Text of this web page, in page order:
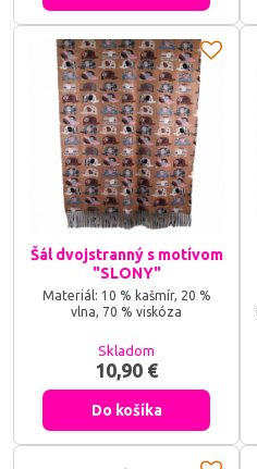
mikromasážne účinky, dobre sa
prispôsobia tvarovo, udržia
objem a sú pružnou oporou a
pohodlné na sedenie.
Šál dvojstranný s motívom
"SLONY"
Materiál: 10 % kašmír, 20 %
vlna, 70 % viskóza
Skladom
10,90 €
Do košíka